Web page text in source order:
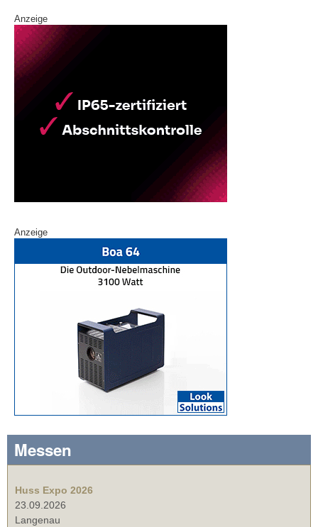
Anzeige
Anzeige
Messen
Huss Expo 2026
23.09.2026
Langenau